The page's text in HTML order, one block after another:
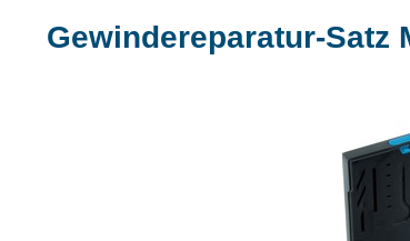
Gewindereparatur-Satz